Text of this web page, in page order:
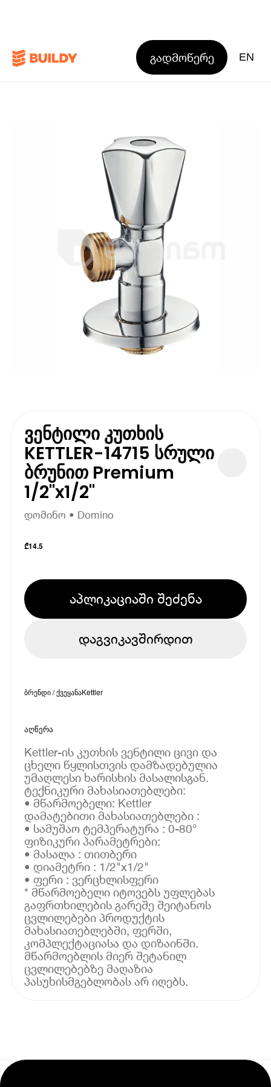
გადმოწერე EN
ვენტილი კუთხის
KETTLER-14715 სრული
ბრუნით Premium
1/2''x1/2''
დომინო • Domino
₾14.5
აპლიკაციაში შეძენა
დაგვიკავშირდით
ბრენდი / ქვეყანაKettler
აღწერა
Kettler-ის კუთხის ვენტილი ცივი და
ცხელი წყლისთვის დამზადებულია
უმაღლესი ხარისხის მასალისგან.
ტექნიკური მახასიათებლები:
• მწარმოებელი: Kettler
დამატებითი მახასიათებლები :
• სამუშაო ტემპერატურა : 0-80°
ფიზიკური პარამეტრები:
• მასალა : თითბერი
• დიამეტრი : 1/2"x1/2"
• ფერი : ვერცხლისფერი
* მწარმოებელი იტოვებს უფლებას
გაფრთხილების გარეშე შეიტანოს
ცვლილებები პროდუქტის
მახასიათებლებში, ფერში,
კომპლექტაციასა და დიზაინში.
მწარმოებლის მიერ შეტანილ
ცვლილებებზე მაღაზია
პასუხისმგებლობას არ იღებს.